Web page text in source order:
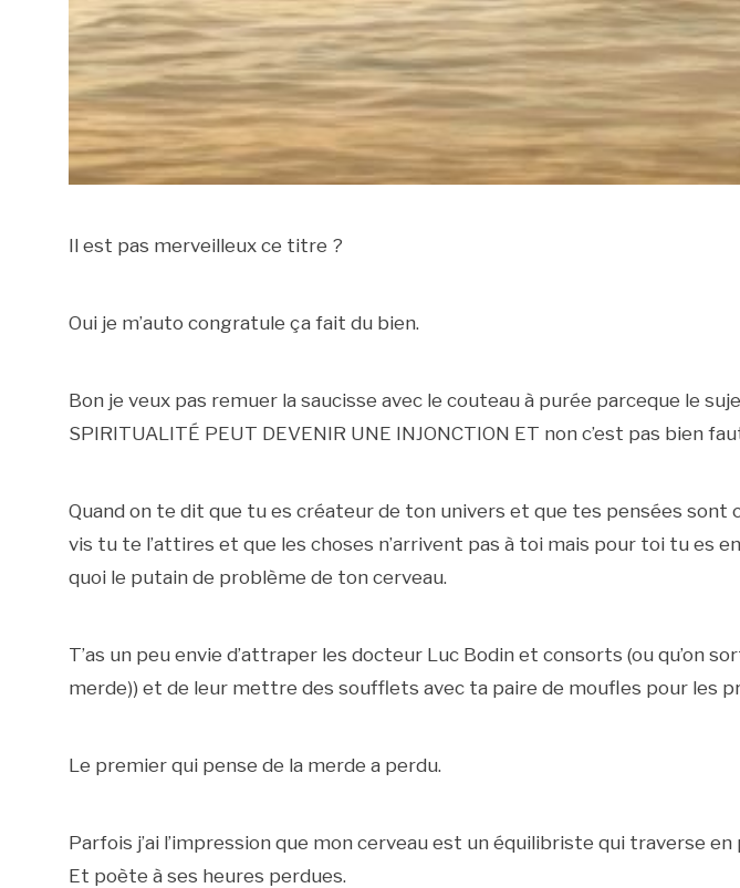
Il est pas merveilleux ce titre ?
Oui je m’auto congratule ça fait du bien.
Bon je veux pas remuer la saucisse avec le couteau à purée parceque le
SPIRITUALITÉ PEUT DEVENIR UNE INJONCTION ET non c’est pas bien
Quand on te dit que tu es créateur de ton univers et que tes pensées
vis tu te l’attires et que les choses n’arrivent pas à toi mais pour toi tu es
quoi le putain de problème de ton cerveau.
T’as un peu envie d’attraper les docteur Luc Bodin et consorts (ou qu’on
merde)) et de leur mettre des soufflets avec ta paire de moufles pour les
Le premier qui pense de la merde a perdu.
Parfois j’ai l’impression que mon cerveau est un équilibriste qui traverse
Et poète à ses heures perdues.